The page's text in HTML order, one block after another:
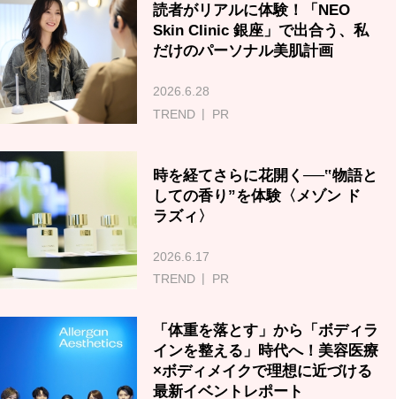
読者がリアルに体験！「NEO
Skin Clinic 銀座」で出合う、私
だけのパーソナル美肌計画
2026.6.28
TREND
PR
時を経てさらに花開く──‟物語と
しての香り”を体験〈メゾン ド
ラズィ〉
2026.6.17
TREND
PR
「体重を落とす」から「ボディラ
インを整える」時代へ！美容医療
×ボディメイクで理想に近づける
最新イベントレポート